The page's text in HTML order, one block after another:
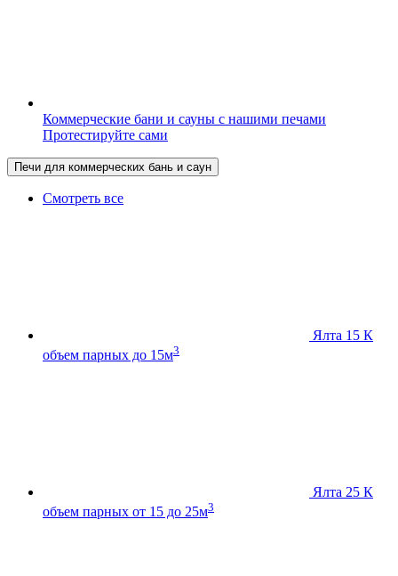
Коммерческие бани и сауны с нашими печами
Протестируйте сами
Печи для коммерческих бань и саун
Смотреть все
Ялта 15 К
объем парных до 15м3
Ялта 25 К
объем парных от 15 до 25м3